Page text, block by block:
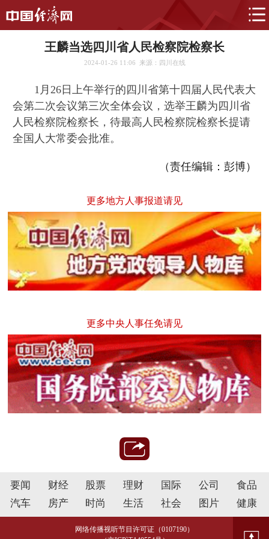
王麟当选四川省人民检察院检察长
2024-01-26 11:06 来源：四川在线
1月26日上午举行的四川省第十四届人民代表大
会第二次会议第三次全体会议，选举王麟为四川省
人民检察院检察长，待最高人民检察院检察长提请
全国人大常委会批准。
（责任编辑：彭博）
更多地方人事报道请见
更多中央人事任免请见
要闻 财经 股票 理财 国际 公司
食品
汽车
房产 时尚 生活 社会 图片 健康
网络传播视听节目许可证（0107190）